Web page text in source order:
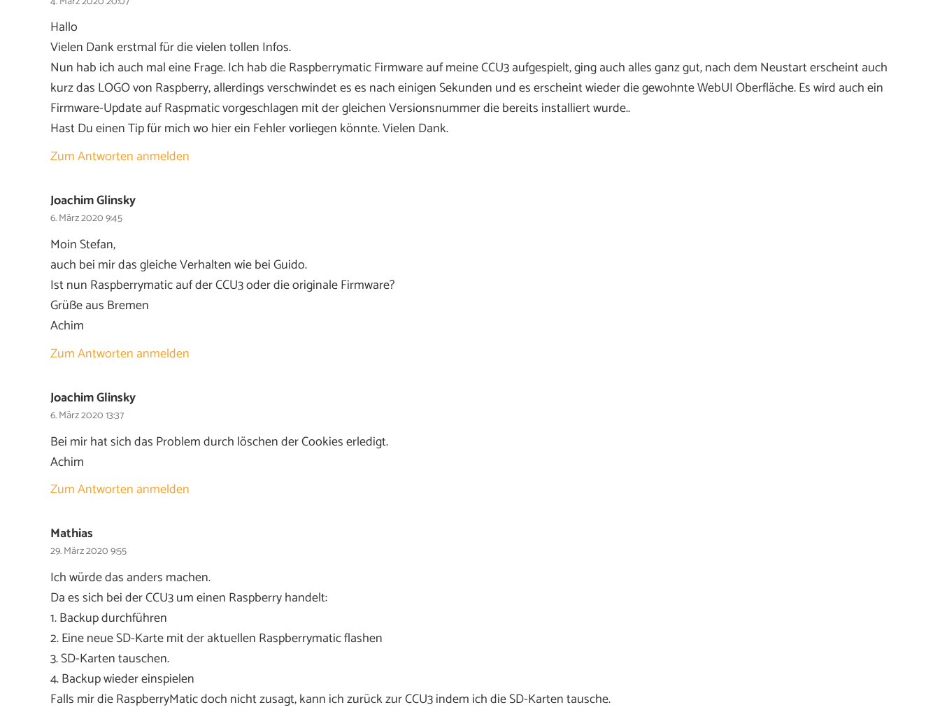
Hallo
Vielen Dank erstmal für die vielen tollen Infos.
Nun hab ich auch mal eine Frage. Ich hab die Raspberrymatic Firmware auf meine CCU3 aufgespielt, ging auch alles ganz gut, nach dem Neustart erscheint auch
kurz das LOGO von Raspberry, allerdings verschwindet es es nach einigen Sekunden und es erscheint wieder die gewohnte WebUI Oberfläche. Es wird auch ein
Firmware-Update auf Raspmatic vorgeschlagen mit der gleichen Versionsnummer die bereits installiert wurde..
Hast Du einen Tip für mich wo hier ein Fehler vorliegen könnte. Vielen Dank.
Zum Antworten anmelden
Joachim Glinsky
6. März 2020 9:45
Moin Stefan,
auch bei mir das gleiche Verhalten wie bei Guido.
Ist nun Raspberrymatic auf der CCU3 oder die originale Firmware?
Grüße aus Bremen
Achim
Zum Antworten anmelden
Joachim Glinsky
6. März 2020 13:37
Bei mir hat sich das Problem durch löschen der Cookies erledigt.
Achim
Zum Antworten anmelden
Mathias
29. März 2020 9:55
Ich würde das anders machen.
Da es sich bei der CCU3 um einen Raspberry handelt:
1. Backup durchführen
2. Eine neue SD-Karte mit der aktuellen Raspberrymatic flashen
3. SD-Karten tauschen.
4. Backup wieder einspielen
Falls mir die RaspberryMatic doch nicht zusagt, kann ich zurück zur CCU3 indem ich die SD-Karten tausche.